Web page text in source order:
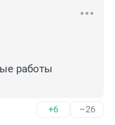
работы
+6 –26